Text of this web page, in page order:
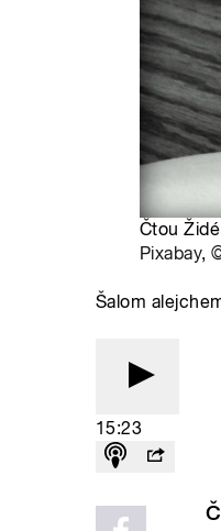
Čtou
Pixabay,
Šalom
15:23